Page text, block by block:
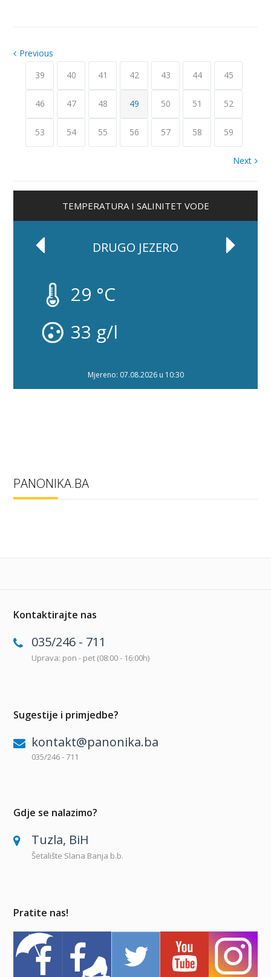
Previous
39
40 41 42 43 44 45
46 47 48 49 50 51 52
53 54 55 56 57 58 59
Next
TEMPERATURA I SALINITET VODE
DRUGO JEZERO
29 °C
33 g/l
Mjereno: 07.08.2026 u 10:30
PANONIKA.BA
Kontaktirajte nas
035/246 - 711
Uprava: pon - pet (08:00 - 16:00h)
Sugestije i primjedbe?
kontakt@panonika.ba
035/246 - 711
Gdje se nalazimo?
Tuzla, BiH
Šetalište Slana Banja b.b.
Pratite nas!